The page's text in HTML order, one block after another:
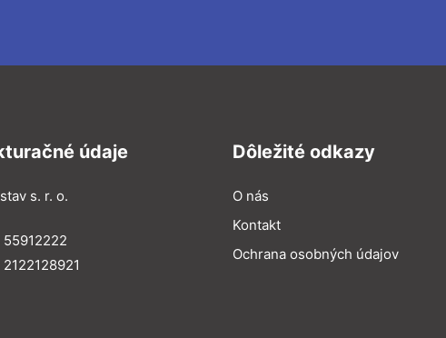
údaje
s. r. o.
55912222
2122128921
Dôležité odkazy
O nás
Kontakt
Ochrana osobných údajov